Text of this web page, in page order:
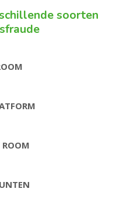
soorten
ROOM